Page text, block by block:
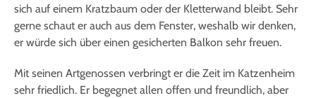
sich auf einem Kratzbaum oder der Kletterwand bleibt. Sehr
gerne schaut er auch aus dem Fenster, weshalb wir denken,
er würde sich über einen gesicherten Balkon sehr freuen.
Mit seinen Artgenossen verbringt er die Zeit im Katzenheim
sehr friedlich. Er begegnet allen offen und freundlich, aber